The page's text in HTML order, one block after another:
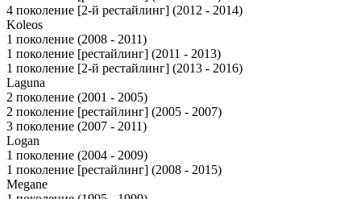
4 поколение [2-й рестайлинг] (2012 - 2014)
Koleos
1 поколение (2008 - 2011)
1 поколение [рестайлинг] (2011 - 2013)
1 поколение [2-й рестайлинг] (2013 - 2016)
Laguna
2 поколение (2001 - 2005)
2 поколение [рестайлинг] (2005 - 2007)
3 поколение (2007 - 2011)
Logan
1 поколение (2004 - 2009)
1 поколение [рестайлинг] (2008 - 2015)
Megane